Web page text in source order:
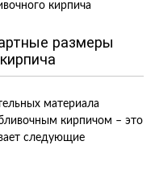
размеры
материала
кирпичом – это
следующие